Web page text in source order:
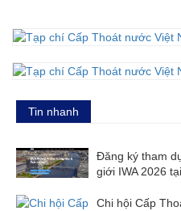
Tin nhanh
Đăng ký tham
giới IWA 2026
Chi hội Cấp